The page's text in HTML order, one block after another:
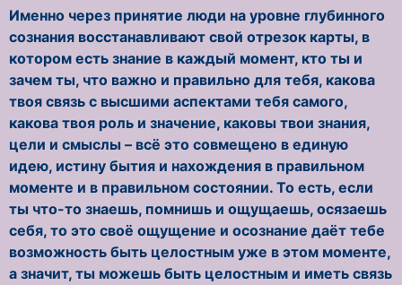
Именно через принятие люди на уровне глубинного
сознания восстанавливают свой отрезок карты, в
котором есть знание в каждый момент, кто ты и
зачем ты, что важно и правильно для тебя, какова
твоя связь с высшими аспектами тебя самого,
какова твоя роль и значение, каковы твои знания,
цели и смыслы – всё это совмещено в единую
идею, истину бытия и нахождения в правильном
моменте и в правильном состоянии. То есть, если
ты что-то знаешь, помнишь и ощущаешь, осязаешь
себя, то это своё ощущение и осознание даёт тебе
возможность быть целостным уже в этом моменте,
а значит, ты можешь быть целостным и иметь связь